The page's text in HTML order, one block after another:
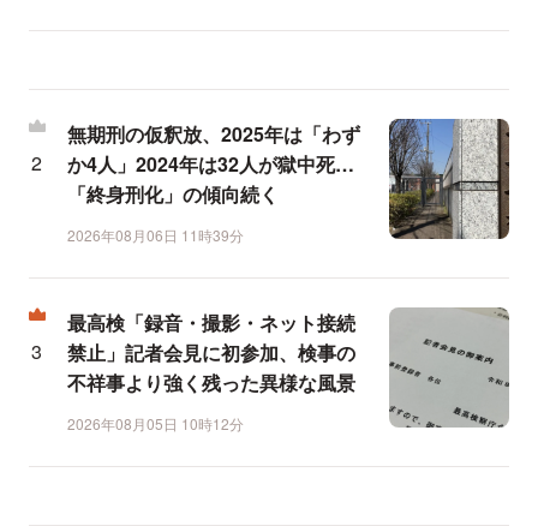
無期刑の仮釈放、2025年は「わず
か4人」2024年は32人が獄中死…
「終身刑化」の傾向続く
2026年08月06日 11時39分
最高検「録音・撮影・ネット接続
禁止」記者会見に初参加、検事の
不祥事より強く残った異様な風景
2026年08月05日 10時12分